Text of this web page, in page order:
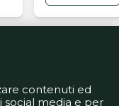
contenuti ed
social media e per